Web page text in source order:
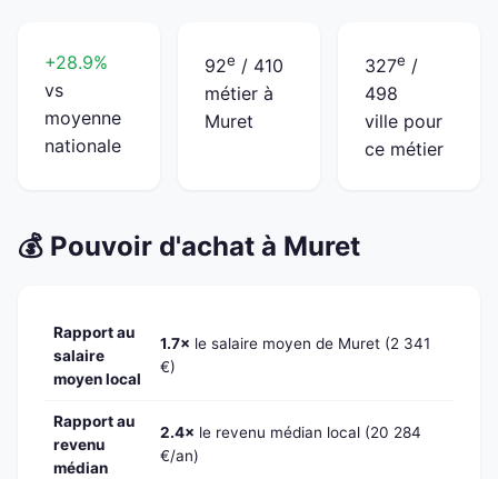
+28.9%
vs
moyenne
nationale
92e / 410
métier à
Muret
327e /
498
ville pour
ce métier
💰 Pouvoir d'achat à Muret
Rapport au
salaire
moyen local
1.7× le salaire moyen de Muret (2 341
€)
Rapport au
revenu
médian
2.4× le revenu médian local (20 284
€/an)